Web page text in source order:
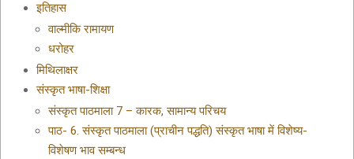
इतिहास
वाल्मीकि रामायण
धरोहर
मिथिलाक्षर
संस्कृत भाषा-शिक्षा
संस्कृत पाठमाला 7 – कारक, सामान्य परिचय
पाठ- 6. संस्कृत पाठमाला (प्राचीन पद्धति) संस्कृत भाषा में विशेष्य-
विशेषण भाव सम्बन्ध